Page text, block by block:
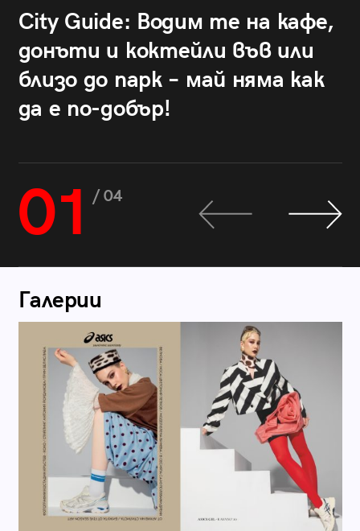
City Guide: Водим те на кафе,
донъти и коктейли във или
близо до парк – май няма как
да е по-добър!
01 / 04
Галерии